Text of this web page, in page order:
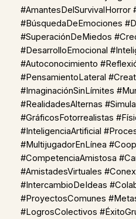
#AmantesDelSurvivalHorror
#BúsquedaDeEmociones
#SuperaciónDeMiedos
#DesarrolloEmocional
#Autoconocimiento
#PensamientoLateral
#ImaginaciónSinLímites
#RealidadesAlternas
#GráficosFotorrealistas
#InteligenciaArtificial
#MultijugadorEnLínea
#CompetenciaAmistosa
#AmistadesVirtuales
#IntercambioDeIdeas
#ProyectosComunes
#LogrosColectivos